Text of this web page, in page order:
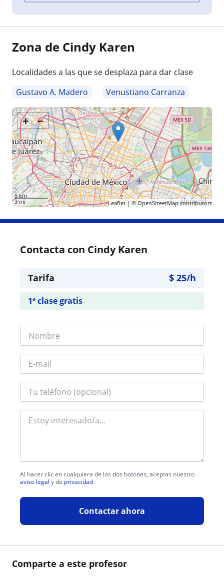
Comparte a este profesor
Zona de Cindy Karen
Localidades a las que se desplaza para dar clase
Gustavo A. Madero
Venustiano Carranza
+ −
5 km
3 mi
Leaflet| ©OpenStreetMapcontributors
Contacta con Cindy Karen
Tarifa $ 25/h
1ª clase gratis
Al hacer clic en cualquiera de los dos botones, aceptas nuestro
aviso legal y de privacidad
Contactar ahora